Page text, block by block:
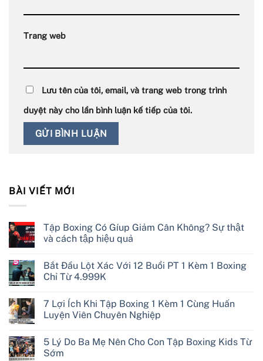
Trang web
Lưu tên của tôi, email, và trang web trong trình
duyệt này cho lần bình luận kế tiếp của tôi.
BÀI VIẾT MỚI
Tập Boxing Có Gíup Giảm Cân Không? Sự thật
và cách tập hiệu quả
Bắt Đầu Lột Xác Với 12 Buổi PT 1 Kèm 1 Boxing
Chỉ Từ 4.999K
7 Lợi Ích Khi Tập Boxing 1 Kèm 1 Cùng Huấn
Luyện Viên Chuyên Nghiệp
5 Lý Do Ba Mẹ Nên Cho Con Tập Boxing Kids Từ
Sớm